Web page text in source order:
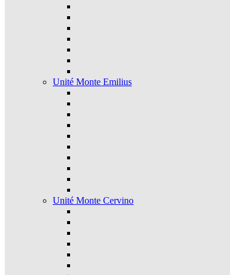
Unité Monte Emilius
Unité Monte Cervino